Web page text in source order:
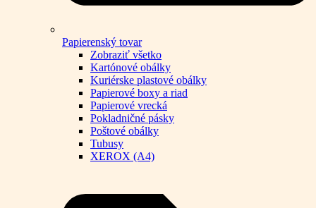
Papierenský tovar
Zobraziť všetko
Kartónové obálky
Kuriérske plastové obálky
Papierové boxy a riad
Papierové vrecká
Pokladničné pásky
Poštové obálky
Tubusy
XEROX (A4)